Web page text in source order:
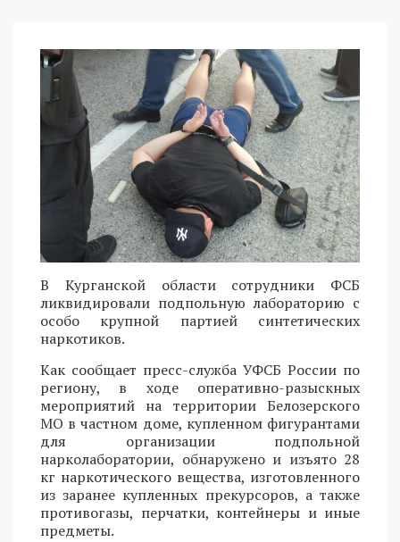
В Курганской области сотрудники ФСБ
ликвидировали подпольную лабораторию с
особо крупной партией синтетических
наркотиков.
Как сообщает пресс-служба УФСБ России по
региону, в ходе оперативно-разыскных
мероприятий на территории Белозерского
МО в частном доме, купленном фигурантами
для организации подпольной
нарколаборатории, обнаружено и изъято 28
кг наркотического вещества, изготовленного
из заранее купленных прекурсоров, а также
противогазы, перчатки, контейнеры и иные
предметы.